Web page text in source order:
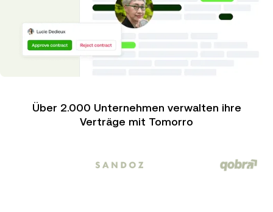
Über 2.000 Unternehmen verwalten ihre
Verträge mit Tomorro